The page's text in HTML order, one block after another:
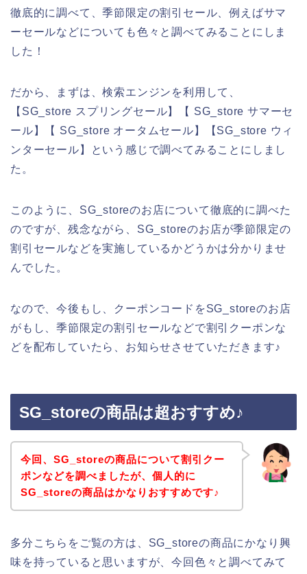
徹底的に調べて、季節限定の割引セール、例えばサマ
ーセールなどについても色々と調べてみることにしま
した！
だから、まずは、検索エンジンを利用して、
【SG_store スプリングセール】【 SG_store サマーセ
ール】【 SG_store オータムセール】【SG_store ウィ
ンターセール】という感じで調べてみることにしまし
た。
このように、SG_storeのお店について徹底的に調べた
のですが、残念ながら、SG_storeのお店が季節限定の
割引セールなどを実施しているかどうかは分かりませ
んでした。
なので、今後もし、クーポンコードをSG_storeのお店
がもし、季節限定の割引セールなどで割引クーポンな
どを配布していたら、お知らせさせていただきます♪
SG_storeの商品は超おすすめ♪
今回、SG_storeの商品について割引クー
ポンなどを調べましたが、個人的に
SG_storeの商品はかなりおすすめです♪
多分こちらをご覧の方は、SG_storeの商品にかなり興
味を持っていると思いますが、今回色々と調べてみて